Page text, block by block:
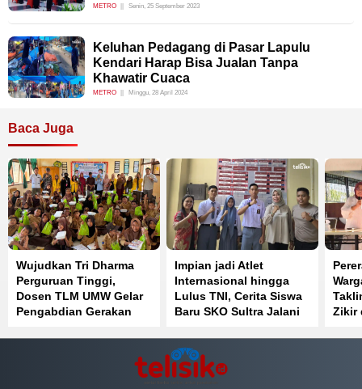
METRO Senin, 25 September 2023
Keluhan Pedagang di Pasar Lapulu
Kendari Harap Bisa Jualan Tanpa
Khawatir Cuaca
METRO Minggu, 28 April 2024
Baca Juga
Wujudkan Tri Dharma
Perguruan Tinggi,
Dosen TLM UMW Gelar
Pengabdian Gerakan
Muara Sampara
Impian jadi Atlet
Internasional hingga
Lulus TNI, Cerita Siswa
Baru SKO Sultra Jalani
Zikir